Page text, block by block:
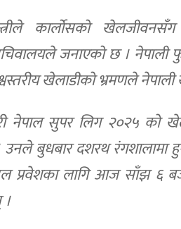
कार्लोसको
जनाएको छ ।
खेलाडीको भ्रमणले
नेपाल सुपर लिग २०२५ को
बुधबार दशरथ रंगशालामा
प्रवेशका लागि आज साँझ ६
।